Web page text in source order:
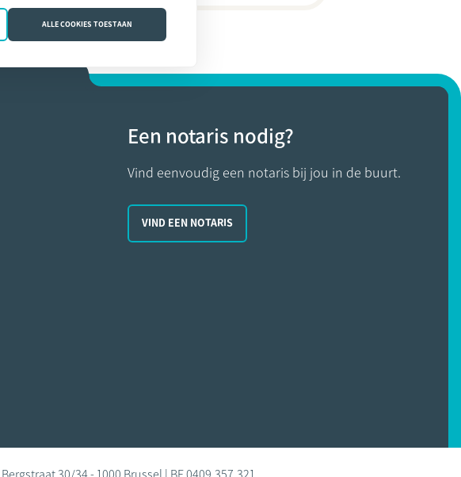
Een notaris nodig?
Vind eenvoudig een notaris bij jou in de buurt.
VIND EEN NOTARIS
ALLE COOKIES TOESTAAN